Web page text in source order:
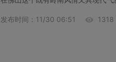
发布时间：11/30 06:51 1318